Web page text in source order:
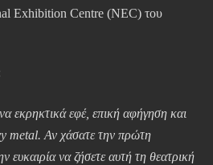
Exhibition Centre (NEC) του
εκρηκτικά εφέ, επική αφήγηση και
metal. Αν χάσατε την πρώτη
ευκαιρία να ζήσετε αυτή τη θεατρική